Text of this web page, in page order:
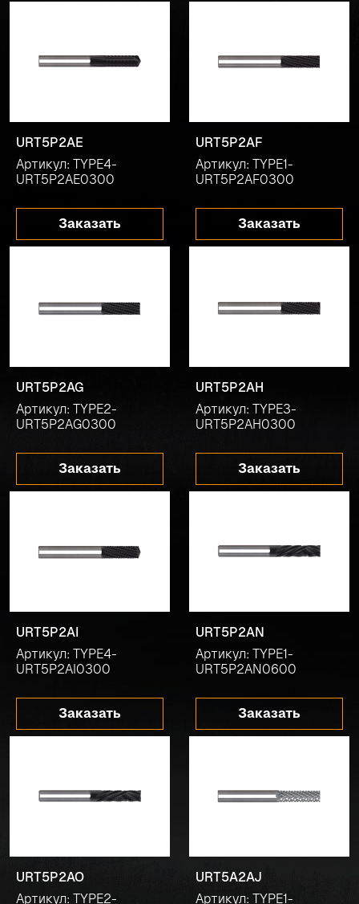
URT5P2AE
Артикул: TYPE4-
URT5P2AE0300
Заказать
URT5P2AF
Артикул: TYPE1-
URT5P2AF0300
Заказать
URT5P2AG
Артикул: TYPE2-
URT5P2AG0300
Заказать
URT5P2AH
Артикул: TYPE3-
URT5P2AH0300
Заказать
URT5P2AI
Артикул: TYPE4-
URT5P2AI0300
Заказать
URT5P2AN
Артикул: TYPE1-
URT5P2AN0600
Заказать
URT5P2AO
Артикул: TYPE2-
URT5A2AJ
Артикул: TYPE1-